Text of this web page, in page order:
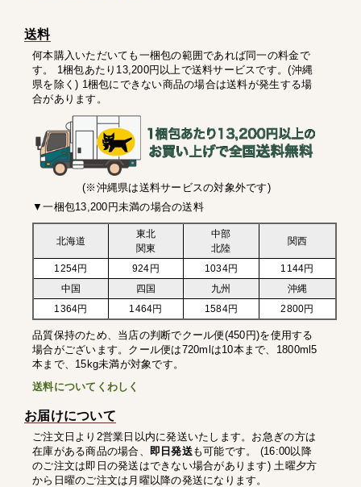
送料
何本購入いただいても一梱包の範囲であれば同一の料金で
す。 1梱包あたり13,200円以上で送料サービスです。(沖縄
県を除く) 1梱包にできない商品の場合は送料が発生する場
合があります。
(※沖縄県は送料サービスの対象外です)
▼一梱包13,200円未満の場合の送料
北海道
東北
関東
中部
北陸
関西
1254円 924円 1034円
1144円
中国
四国 九州
沖縄
1364円
1464円 1584円 2800円
品質保持のため、当店の判断でクール便(450円)を使用する
場合がございます。クール便は720mlは10本まで、1800ml5
本まで、15kg未満が対象です。
送料についてくわしく
お届けについて
ご注文日より2営業日以内に発送いたします。お急ぎの方は
在庫がある商品の場合、 即日発送も可能です。 (16:00以降
のご注文は即日の発送はできない場合があります) 土曜夕方
から日曜のご注文は月曜以降の発送になります。